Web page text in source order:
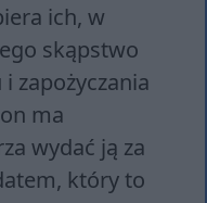
ich, w
skąpstwo
zapożyczania
ma
wydać ją za
który to